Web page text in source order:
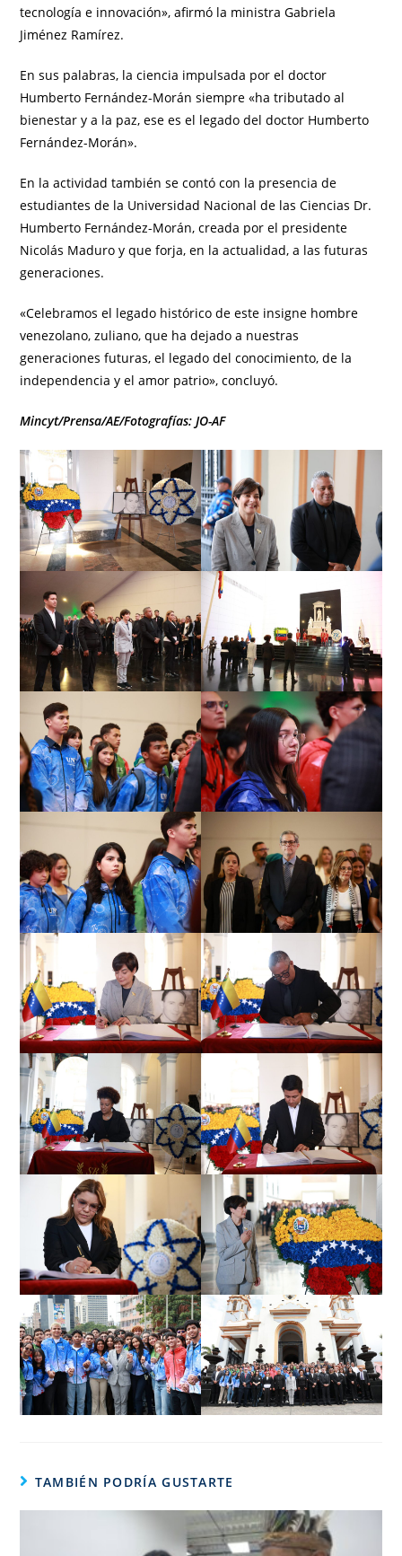
tecnología e innovación», afirmó la ministra Gabriela
Jiménez Ramírez.
En sus palabras, la ciencia impulsada por el doctor
Humberto Fernández-Morán siempre «ha tributado al
bienestar y a la paz, ese es el legado del doctor Humberto
Fernández-Morán».
En la actividad también se contó con la presencia de
estudiantes de la Universidad Nacional de las Ciencias Dr.
Humberto Fernández-Morán, creada por el presidente
Nicolás Maduro y que forja, en la actualidad, a las futuras
generaciones.
«Celebramos el legado histórico de este insigne hombre
venezolano, zuliano, que ha dejado a nuestras
generaciones futuras, el legado del conocimiento, de la
independencia y el amor patrio», concluyó.
Mincyt/Prensa/AE/Fotografías: JO-AF
TAMBIÉN PODRÍA GUSTARTE